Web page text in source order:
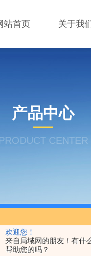
欢迎您！
来自局域网的朋友！有什
帮助您的吗？
站首页 关于我
产品中心
PRODUCT CENTER
型超低温试验箱